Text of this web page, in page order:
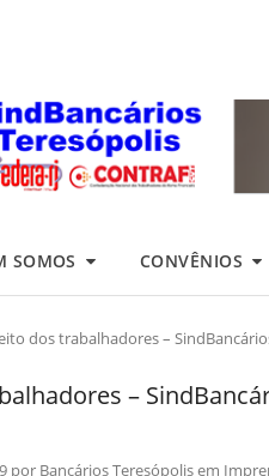
SOMOS CONVÊNIOS
dos trabalhadores –
–
por Bancários Teresópolisem